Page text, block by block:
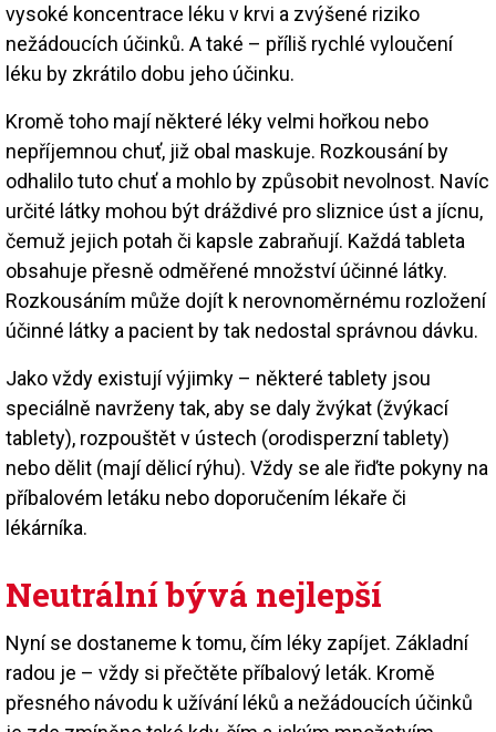
vysoké koncentrace léku v krvi a zvýšené riziko
nežádoucích účinků. A také – příliš rychlé vyloučení
léku by zkrátilo dobu jeho účinku.
Kromě toho mají některé léky velmi hořkou nebo
nepříjemnou chuť, již obal maskuje. Rozkousání by
odhalilo tuto chuť a mohlo by způsobit nevolnost. Navíc
určité látky mohou být dráždivé pro sliznice úst a jícnu,
čemuž jejich potah či kapsle zabraňují. Každá tableta
obsahuje přesně odměřené množství účinné látky.
Rozkousáním může dojít k nerovnoměrnému rozložení
účinné látky a pacient by tak nedostal správnou dávku.
Jako vždy existují výjimky – některé tablety jsou
speciálně navrženy tak, aby se daly žvýkat (žvýkací
tablety), rozpouštět v ústech (orodisperzní tablety)
nebo dělit (mají dělicí rýhu). Vždy se ale řiďte pokyny na
příbalovém letáku nebo doporučením lékaře či
lékárníka.
Neutrální bývá nejlepší
Nyní se dostaneme k tomu, čím léky zapíjet. Základní
radou je – vždy si přečtěte příbalový leták. Kromě
přesného návodu k užívání léků a nežádoucích účinků